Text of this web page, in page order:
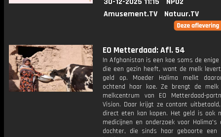
Amusement.TV
Natuur.TV
EO Metterdaad: Afl. 54
In Afghanistan is een koe soms de enige
die een gezin heeft, want de melk
geld op. Moeder Halima melkt
ochtend haar koe. Ze brengt de
melkcentrum van EO Metterdaad-
Vision. Daar krijgt ze contant
direct eten kan kopen. Het geld is ook
medicijnen en onderzoek voor Halima's
dochter, die sinds haar geboorte een